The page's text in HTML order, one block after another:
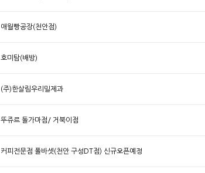
애월빵공장(천안점)
호미탐(배방)
(주)한살림우리밀제과
뚜쥬르 돌가마점/ 거북이점
커피전문점 폴바셋(천안 구성DT점) 신규오픈예정